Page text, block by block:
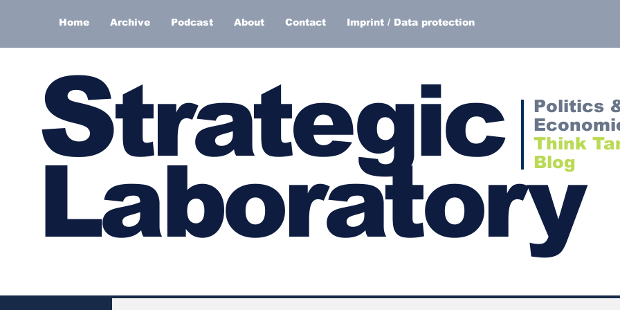
Home Archive Podcast About Contact Imprint / Data protection
Strategic
Laboratory
Politics
Think
Blog